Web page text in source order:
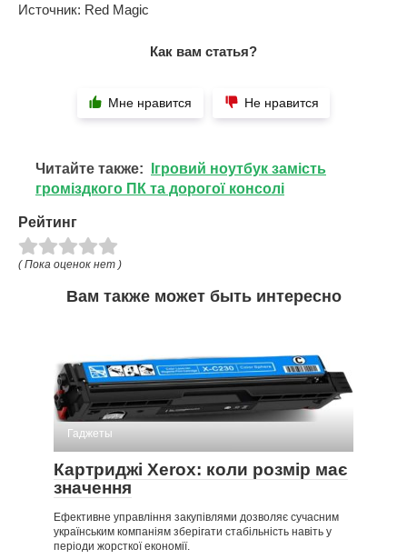
Источник: Red Magic
Как вам статья?
Мне нравится Не нравится
Читайте также:
Ігровий ноутбук замість
громіздкого ПК та дорогої консолі
Рейтинг
( Пока оценок нет )
Вам также может быть интересно
Гаджеты
Картриджі Xerox: коли розмір має
значення
Ефективне управління закупівлями дозволяє сучасним
українським компаніям зберігати стабільність навіть у
періоди жорсткої економії.